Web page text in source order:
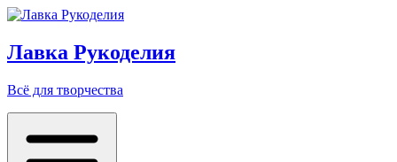
Лавка Рукоделия
Всё для творчества